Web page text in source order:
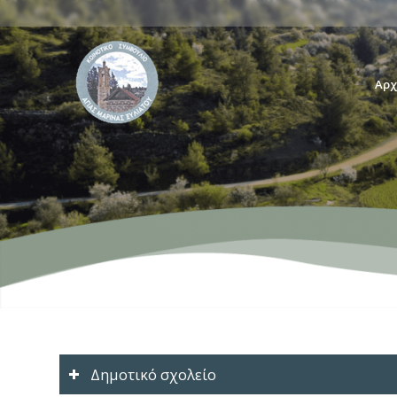
Δημοτικό σχολείο